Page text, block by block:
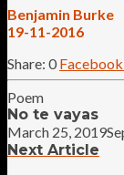
Benjamin Burke
19-11-2016
0 Facebook
Poem
No te vayas
March 25, 2019
Next Article